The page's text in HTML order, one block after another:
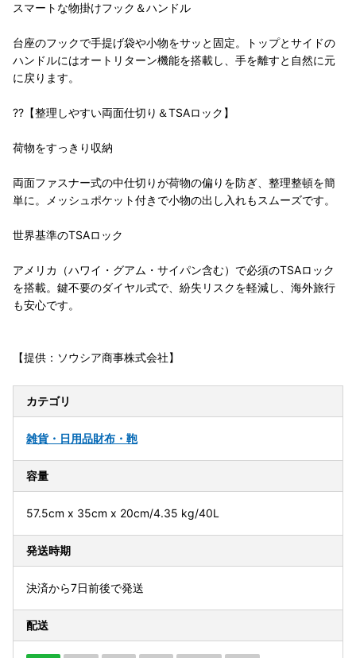
スマートな物掛けフック＆ハンドル
台座のフックで手提げ袋や小物をサッと固定。トップとサイドの
ハンドルにはオートリターン機能を搭載し、手を離すと自然に元
に戻ります。
??【整理しやすい両面仕切り＆TSAロック】
荷物をすっきり収納
両面ファスナー式の中仕切りが荷物の偏りを防ぎ、整理整頓を簡
単に。メッシュポケット付きで小物の出し入れもスムーズです。
世界基準のTSAロック
アメリカ（ハワイ・グアム・サイパン含む）で必須のTSAロック
を搭載。鍵不要のダイヤル式で、紛失リスクを軽減し、海外旅行
も安心です。
【提供：ソウシア商事株式会社】
カテゴリ
雑貨・日用品財布・鞄
容量
57.5cm x 35cm x 20cm/4.35 kg/40L
発送時期
決済から7日前後で発送
配送